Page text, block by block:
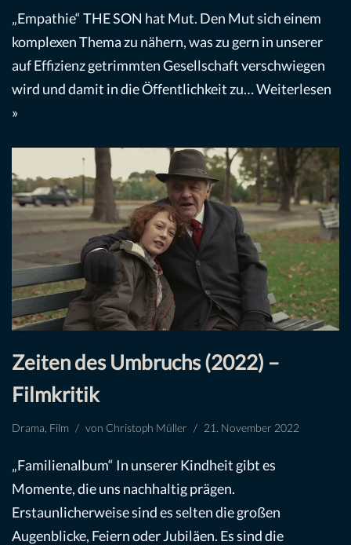
„Empathie“ THE SON hat Mut. Den Mut sich einem
komplexen Thema zu nähern, was zu gern in unserer
auf Effizienz getrimmten Gesellschaft verschwiegen
wird und damit in die Öffentlichkeit zu…Weiterlesen
»
Zeiten des Umbruchs (2022) –
Filmkritik
Drama Film von Christoph Müller 21. November 2022
„Familienalbum“ In unserer Kindheit gibt es
Momente, die uns nachhaltig prägen.
Erstaunlicherweise sind es selten die großen
Augenblicke, Feiern oder Jubiläen. Es sind die